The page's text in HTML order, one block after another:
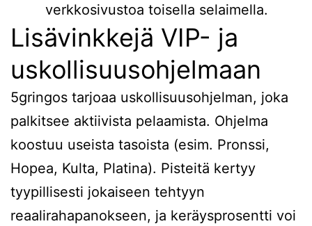
verkkosivustoa toisella selaimella.
Lisävinkkejä VIP- ja
uskollisuusohjelmaan
5gringos tarjoaa uskollisuusohjelman, joka
palkitsee aktiivista pelaamista. Ohjelma
koostuu useista tasoista (esim. Pronssi,
Hopea, Kulta, Platina). Pisteitä kertyy
tyypillisesti jokaiseen tehtyyn
reaalirahapanokseen, ja keräysprosentti voi